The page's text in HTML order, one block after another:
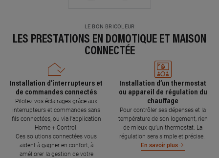
LE BON BRICOLEUR
LES PRESTATIONS EN DOMOTIQUE ET MAISON
CONNECTÉE
Installation d’interrupteurs et
de commandes connectés
Pilotez vos éclairages grâce aux
interrupteurs et commandes sans
fils connectées, ou via l'application
Home + Control.
Ces solutions connectées vous
aident à gagner en confort, à
améliorer la gestion de votre
Installation d’un thermostat
ou appareil de régulation du
chauffage
Pour contrôler ses dépenses et la
température de son logement, rien
de mieux qu’un thermostat. La
régulation sera simple et précise.
En savoir plus